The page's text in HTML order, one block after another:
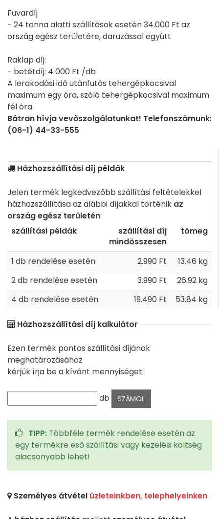
Fuvardíj
- 24 tonna alatti szállítások esetén 34.000 Ft az
ország egész területére, daruzással együtt
Raklap díj:
- betétdíj: 4 000 Ft /db
A lerakodási idő utánfutós tehergépkocsival
maximum egy óra, szóló tehergépkocsival maximum
fél óra.
Bátran hívja vevőszolgálatunkat! Telefonszámunk:
(06-1) 44-33-555
Házhozszállítási díj példák
Jelen termék legkedvezőbb szállítási feltételekkel
házhozszállítása az alábbi díjakkal történik az
ország egész területén:
szállítási példák
szállítási díj
mindösszesen
tömeg
1 db rendelése esetén 2.990 Ft
13.46 kg
2 db rendelése esetén
3.990 Ft
26.92 kg
4 db rendelése esetén
19.490 Ft 53.84 kg
Házhozszállítási díj kalkulátor
Ezen termék pontos szállítási díjának
meghatározásához
kérjük írja be a kívánt mennyiséget:
db
TIPP: Többféle termék rendelése esetén az
egy termékre eső szállítási vagy kezelési költség
alacsonyabb lehet!
Személyes átvétel üzleteinkben, telephelyeinken